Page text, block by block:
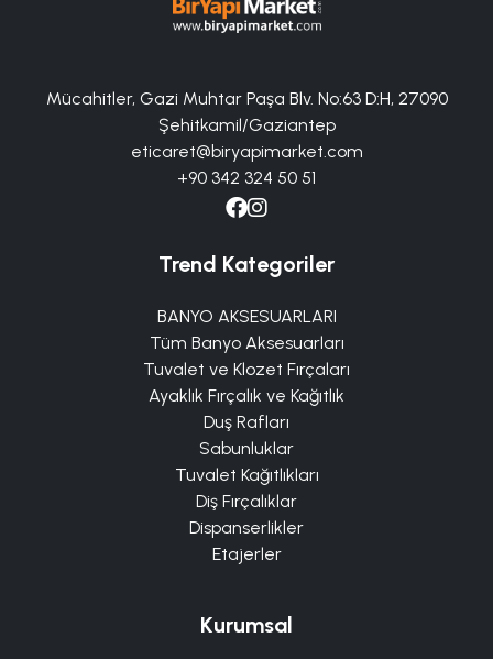
Mücahitler, Gazi Muhtar Paşa Blv. No:63 D:H, 27090
Şehitkamil/Gaziantep
eticaret@biryapimarket.com
+90 342 324 50 51
Trend Kategoriler
BANYO AKSESUARLARI
Tüm Banyo Aksesuarları
Tuvalet ve Klozet Fırçaları
Ayaklık Fırçalık ve Kağıtlık
Duş Rafları
Sabunluklar
Tuvalet Kağıtlıkları
Diş Fırçalıklar
Dispanserlikler
Etajerler
Kurumsal